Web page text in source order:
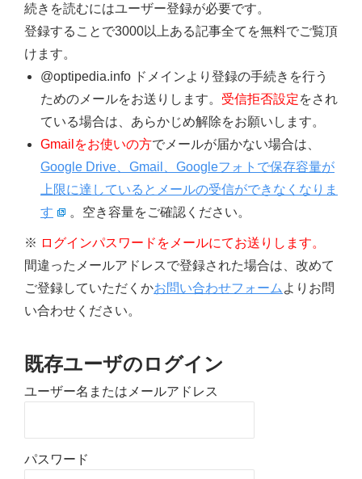
続きを読むにはユーザー登録が必要です。
登録することで3000以上ある記事全てを無料でご覧頂
けます。
@optipedia.info ドメインより登録の手続きを行う
ためのメールをお送りします。 受信拒否設定をされ
ている場合は、あらかじめ解除をお願いします。
Gmailをお使いの方でメールが届かない場合は、
Google Drive、Gmail、Googleフォトで保存容量が
上限に達しているとメールの受信ができなくなりま
す
。空き容量をご確認ください。
※ ログインパスワードをメールにてお送りします。
間違ったメールアドレスで登録された場合は、改めて
ご登録していただくかお問い合わせフォーム よりお問
い合わせください。
既存ユーザのログイン
ユーザー名またはメールアドレス
パスワード